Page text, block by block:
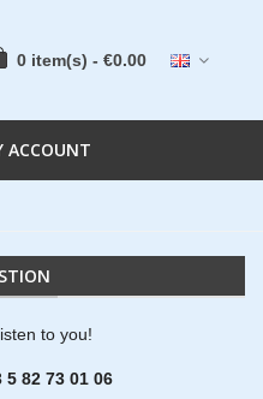
0 item(s) - €0.00
ACCOUNT
to you!
5 82 73 01 06